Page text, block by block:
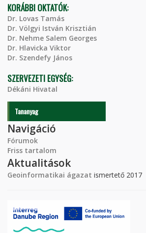
KORÁBBI OKTATÓK:
Dr. Lovas Tamás
Dr. Völgyi István Krisztián
Dr. Nehme Salem Georges
Dr. Hlavicka Viktor
Dr. Szendefy János
SZERVEZETI EGYSÉG:
Dékáni Hivatal
Tananyag
Navigáció
Fórumok
Friss tartalom
Aktualitások
Geoinformatikai ágazat ismertető 2017